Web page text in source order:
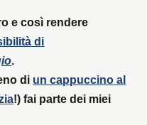
e così rendere
di
.
di un cappuccino al
!) fai parte dei miei